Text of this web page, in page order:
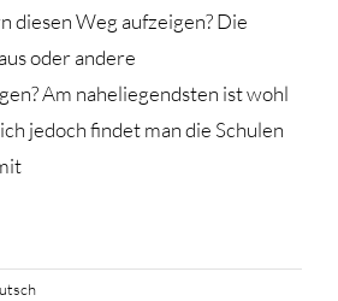
diesen Weg aufzeigen? Die
oder andere
Am naheliegendsten ist wohl
jedoch findet man die Schulen